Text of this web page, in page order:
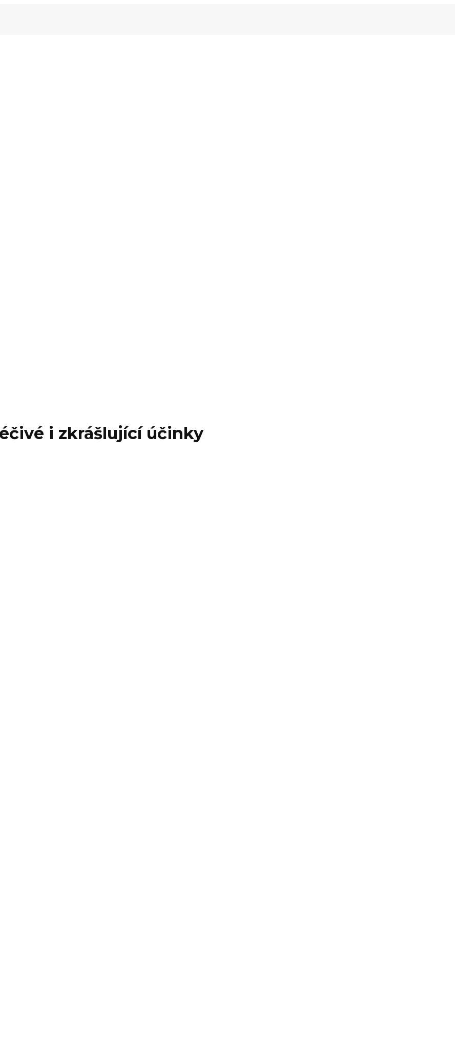
i zkrášlující účinky